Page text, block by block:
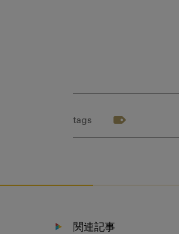
tags
関連記事